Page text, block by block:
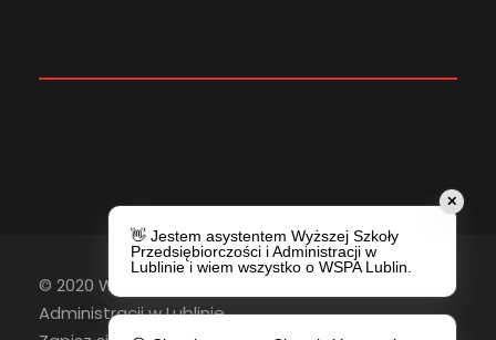
© 2020 Wyższa Szkoła Przedsiębiorczości i
Administracji w Lublinie
✕
👋 Jestem asystentem Wyższej Szkoły
Przedsiębiorczości i Administracji w
Lublinie i wiem wszystko o WSPA Lublin.